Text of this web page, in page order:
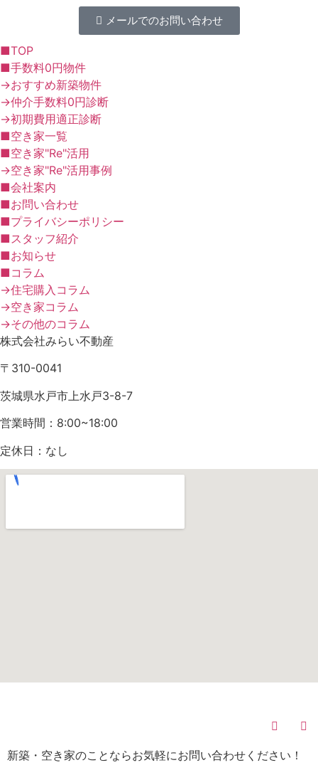
メールでのお問い合わせ
■TOP
■手数料0円物件
→おすすめ新築物件
→仲介手数料0円診断
→初期費用適正診断
■空き家一覧
■空き家"Re"活用
→空き家"Re"活用事例
■会社案内
■お問い合わせ
■プライバシーポリシー
■スタッフ紹介
■お知らせ
■コラム
→住宅購入コラム
→空き家コラム
→その他のコラム
株式会社みらい不動産
〒310-0041
茨城県水戸市上水戸3-8-7
営業時間：8:00~18:00
定休日：なし
新築・空き家のことならお気軽にお問い合わせください！